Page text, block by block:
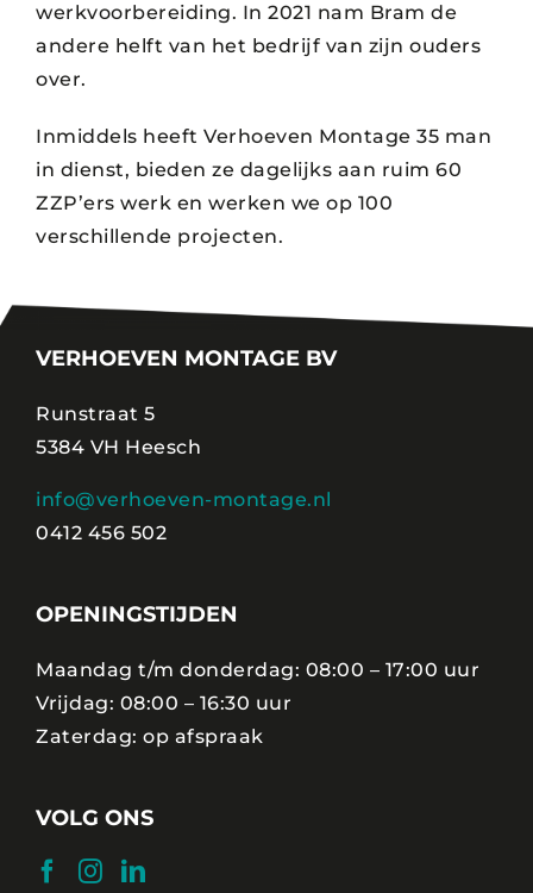
werkvoorbereiding. In 2021 nam Bram de
andere helft van het bedrijf van zijn ouders
over.
Inmiddels heeft Verhoeven Montage 35 man
in dienst, bieden ze dagelijks aan ruim 60
ZZP’ers werk en werken we op 100
verschillende projecten.
VERHOEVEN MONTAGE BV
Runstraat 5
5384 VH Heesch
info@verhoeven-montage.nl
0412 456 502
OPENINGSTIJDEN
Maandag t/m donderdag: 08:00 – 17:00 uur
Vrijdag: 08:00 – 16:30 uur
Zaterdag: op afspraak
VOLG ONS